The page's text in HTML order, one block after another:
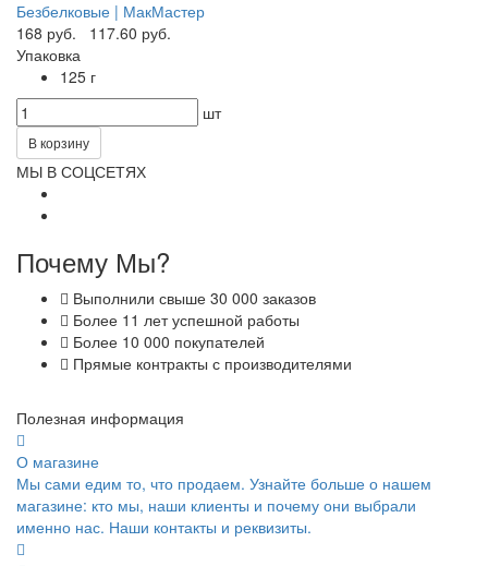
Безбелковые | МакМастер
168 руб.
117.60 руб.
Упаковка
125 г
шт
В корзину
МЫ В СОЦСЕТЯХ
Почему Мы?
Выполнили свыше 30 000 заказов
Более 11 лет успешной работы
Более 10 000 покупателей
Прямые контракты с производителями
Полезная информация
О магазине
Мы сами едим то, что продаем. Узнайте больше о нашем
магазине: кто мы, наши клиенты и почему они выбрали
именно нас. Наши контакты и реквизиты.